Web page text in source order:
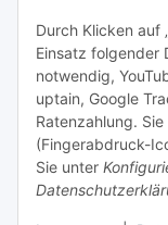
Durch Klicken auf
Einsatz folgender
notwendig,
uptain, Google
Ratenzahlung.
(Fingerabdruck-
Sie unter
Bequem zahlen